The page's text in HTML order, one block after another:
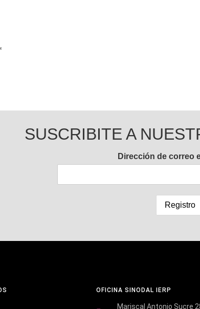
SUSCRIBITE A
Dirección de correo
OFICINA SINODAL IERP
Mariscal Antonio Sucre